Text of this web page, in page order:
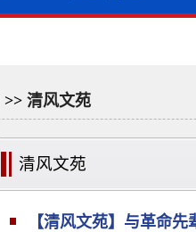
>> 清风文苑
清风文苑
【清风文苑】与革命